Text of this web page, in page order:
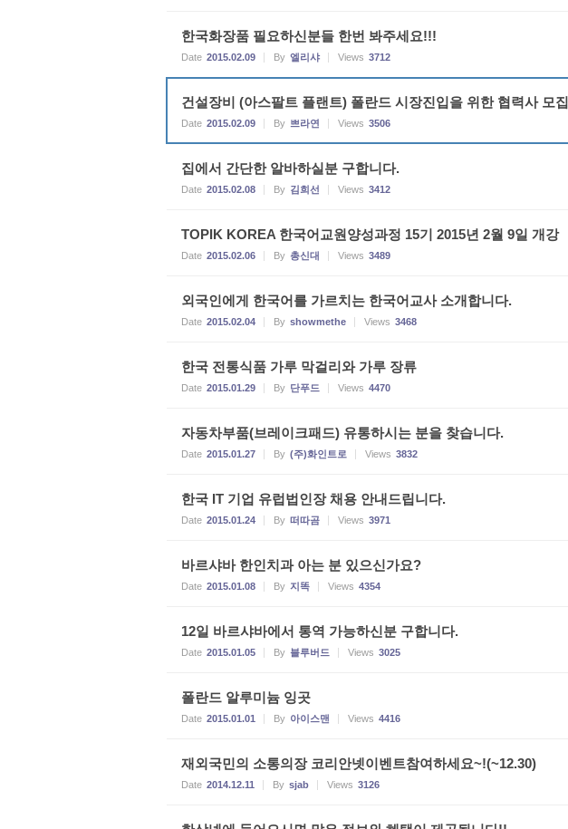
한국화장품 필요하신분들 한번 봐주세요!!!
Date 2015.02.09 By 엘리샤 Views 3712
건설장비 (아스팔트 플랜트) 폴란드 시장진입을 위한 협력사 모집
Date 2015.02.09 By 쁘라연 Views 3506
집에서 간단한 알바하실분 구합니다.
Date 2015.02.08 By 김희선 Views 3412
TOPIK KOREA 한국어교원양성과정 15기 2015년 2월 9일 개강
Date 2015.02.06 By 총신대 Views 3489
외국인에게 한국어를 가르치는 한국어교사 소개합니다.
Date 2015.02.04 By showmethe Views 3468
한국 전통식품 가루 막걸리와 가루 장류
Date 2015.01.29 By 단푸드 Views 4470
자동차부품(브레이크패드) 유통하시는 분을 찾습니다.
Date 2015.01.27 By (주)화인트로 Views 3832
한국 IT 기업 유럽법인장 채용 안내드립니다.
Date 2015.01.24 By 떠따곰 Views 3971
바르샤바 한인치과 아는 분 있으신가요?
Date 2015.01.08 By 지똑 Views 4354
12일 바르샤바에서 통역 가능하신분 구합니다.
Date 2015.01.05 By 블루버드 Views 3025
폴란드 알루미늄 잉곳
Date 2015.01.01 By 아이스맨 Views 4416
재외국민의 소통의장 코리안넷이벤트참여하세요~!(~12.30)
Date 2014.12.11 By sjab Views 3126